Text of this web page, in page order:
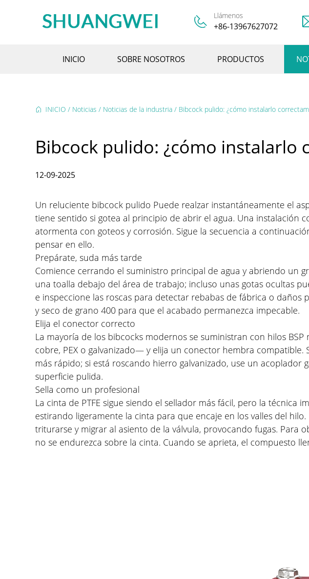
Llámenos
+86-13967627072
INICIO SOBRE NOSOTROS PRODUCTOS
INICIO / Noticias / Noticias de la industria / Bibcock pulido: ¿cómo instalarlo
Bibcock pulido: ¿cómo instalarlo
12-09-2025
Un reluciente bibcock pulido Puede realzar instantáneamente el
tiene sentido si gotea al principio de abrir el agua. Una instalación
atormenta con goteos y corrosión. Sigue la secuencia a
pensar en ello.
Prepárate, suda más tarde
Comience cerrando el suministro principal de agua y abriendo un
una toalla debajo del área de trabajo; incluso unas gotas ocultas
e inspeccione las roscas para detectar rebabas de fábrica o
y seco de grano 400 para que el acabado permanezca impecable.
Elija el conector correcto
La mayoría de los bibcocks modernos se suministran con hilos
cobre, PEX o galvanizado— y elija un conector hembra
más rápido; si está roscando hierro galvanizado, use un acoplador
superficie pulida.
Sella como un profesional
La cinta de PTFE sigue siendo el sellador más fácil, pero la técnica
estirando ligeramente la cinta para que encaje en los valles del
triturarse y migrar al asiento de la válvula, provocando fugas.
no se endurezca sobre la cinta. Cuando se aprieta, el compuesto